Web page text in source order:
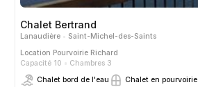
Chalet Bertrand
Lanaudière
Saint-Michel-des-Saints
Location Pourvoirie Richard
Capacité 10
Chambres 3
Chalet bord de l'eau
Chalet en pourvoirie